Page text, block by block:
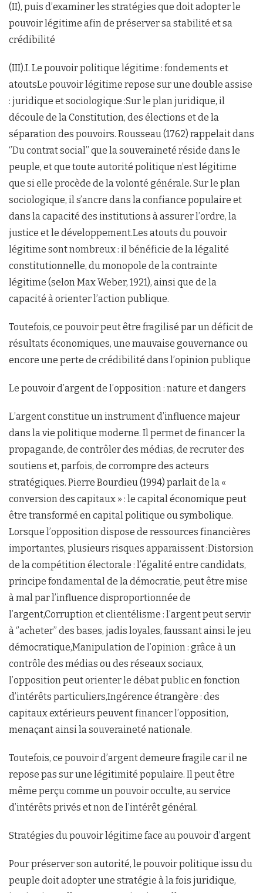
(II), puis d’examiner les stratégies que doit adopter le
pouvoir légitime afin de préserver sa stabilité et sa
crédibilité
(III).I. Le pouvoir politique légitime : fondements et
atoutsLe pouvoir légitime repose sur une double assise
: juridique et sociologique :Sur le plan juridique, il
découle de la Constitution, des élections et de la
séparation des pouvoirs. Rousseau (1762) rappelait dans
‘’Du contrat social’’ que la souveraineté réside dans le
peuple, et que toute autorité politique n’est légitime
que si elle procède de la volonté générale. Sur le plan
sociologique, il s’ancre dans la confiance populaire et
dans la capacité des institutions à assurer l’ordre, la
justice et le développement.Les atouts du pouvoir
légitime sont nombreux : il bénéficie de la légalité
constitutionnelle, du monopole de la contrainte
légitime (selon Max Weber, 1921), ainsi que de la
capacité à orienter l’action publique.
Toutefois, ce pouvoir peut être fragilisé par un déficit de
résultats économiques, une mauvaise gouvernance ou
encore une perte de crédibilité dans l’opinion publique
Le pouvoir d’argent de l’opposition : nature et dangers
L’argent constitue un instrument d’influence majeur
dans la vie politique moderne. Il permet de financer la
propagande, de contrôler des médias, de recruter des
soutiens et, parfois, de corrompre des acteurs
stratégiques. Pierre Bourdieu (1994) parlait de la «
conversion des capitaux » : le capital économique peut
être transformé en capital politique ou symbolique.
Lorsque l’opposition dispose de ressources financières
importantes, plusieurs risques apparaissent :Distorsion
de la compétition électorale : l’égalité entre candidats,
principe fondamental de la démocratie, peut être mise
à mal par l’influence disproportionnée de
l’argent,Corruption et clientélisme : l’argent peut servir
à ‘’acheter’’ des bases, jadis loyales, faussant ainsi le jeu
démocratique,Manipulation de l’opinion : grâce à un
contrôle des médias ou des réseaux sociaux,
l’opposition peut orienter le débat public en fonction
d’intérêts particuliers,Ingérence étrangère : des
capitaux extérieurs peuvent financer l’opposition,
menaçant ainsi la souveraineté nationale.
Toutefois, ce pouvoir d’argent demeure fragile car il ne
repose pas sur une légitimité populaire. Il peut être
même perçu comme un pouvoir occulte, au service
d’intérêts privés et non de l’intérêt général.
Stratégies du pouvoir légitime face au pouvoir d’argent
Pour préserver son autorité, le pouvoir politique issu du
peuple doit adopter une stratégie à la fois juridique,